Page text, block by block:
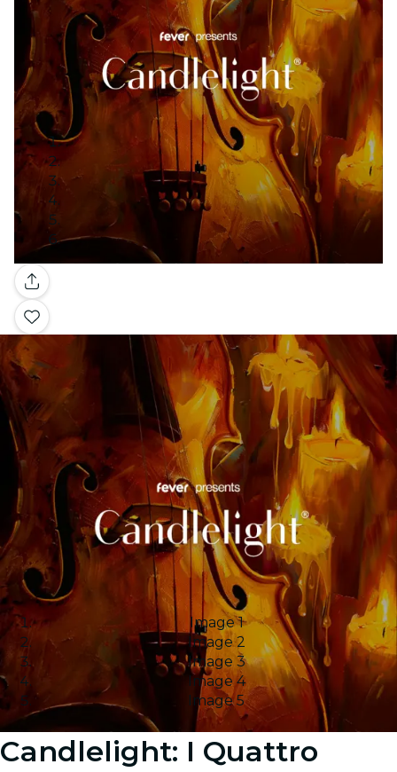
Galleria
Image 1
Image 2
Image 3
Image 4
Image 5
Candlelight: I Quattro